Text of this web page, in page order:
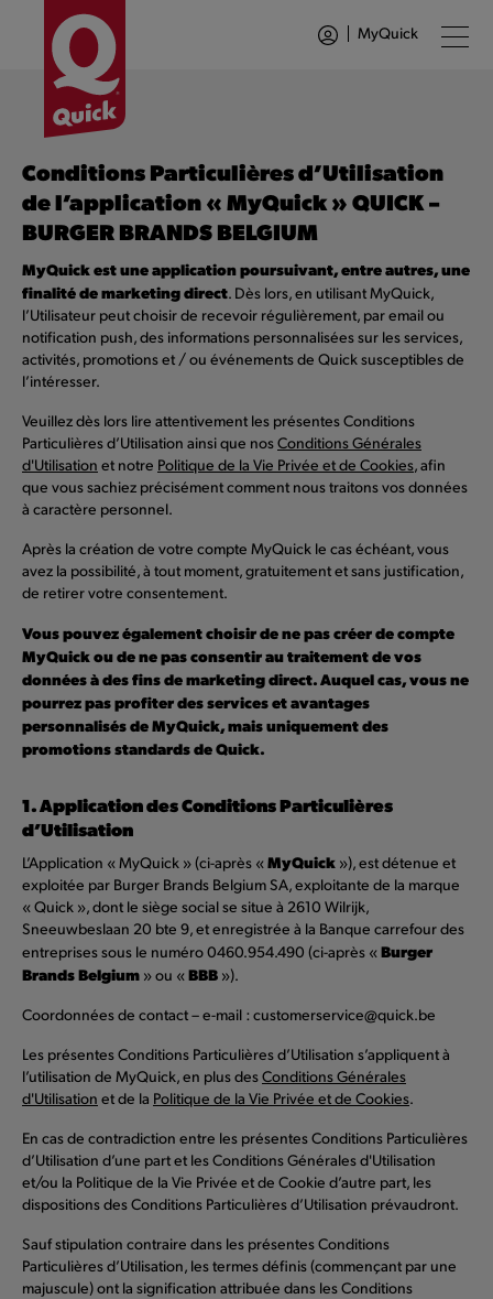
MyQuick
Conditions Particulières d’Utilisation
de l’application « MyQuick » QUICK –
BURGER BRANDSBELGIUM
MyQuick est une application poursuivant, entre autres, une
finalité de marketing direct. Dès lors, en utilisant MyQuick,
l’Utilisateur peut choisir de recevoir régulièrement, par email ou
notification push, des informations personnalisées sur les services,
activités, promotions et / ou événements de Quick susceptibles de
l’intéresser.
Veuillez dès lors lire attentivement les présentes Conditions
Particulières d’Utilisation ainsi que nosConditions Générales
d'Utilisation et notre Politique de la Vie Privée et de Cookies, afin
que vous sachiez précisément comment nous traitons vos données
à caractère personnel.
Après la création de votre compte MyQuick le cas échéant, vous
avez la possibilité, à tout moment, gratuitement et sans justification,
de retirer votre consentement.
Vous pouvez également choisir de ne pas créer de compte
MyQuick ou de ne pas consentir au traitement de vos
données à des fins de marketing direct. Auquel cas, vous ne
pourrez pas profiter des services et avantages
personnalisés de MyQuick, mais uniquement des
promotions standards de Quick.
1. Application des Conditions Particulières
d’Utilisation
L’Application « MyQuick » (ci-après «MyQuick »), est détenue et
exploitée par Burger Brands Belgium SA, exploitante de la marque
« Quick », dont le siège social se situe à 2610 Wilrijk,
Sneeuwbeslaan 20 bte 9, et enregistrée à la Banque carrefour des
entreprises sous le numéro 0460.954.490 (ci-après «Burger
Brands Belgium » ou «BBB »).
Coordonnées de contact – e-mail : customerservice@quick.be
Les présentes Conditions Particulières d’Utilisation s’appliquent à
l’utilisation de MyQuick, en plus desConditions Générales
d'Utilisation et de la Politique de la Vie Privée et de Cookies.
En cas de contradiction entre les présentes Conditions Particulières
d’Utilisation d’une part et les Conditions Générales d'Utilisation
et/ou la Politique de la Vie Privée et de Cookie d’autre part, les
dispositions des Conditions Particulières d’Utilisation prévaudront.
Sauf stipulation contraire dans les présentes Conditions
Particulières d’Utilisation, les termes définis (commençant par une
majuscule) ont la signification attribuée dans les Conditions